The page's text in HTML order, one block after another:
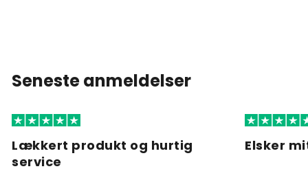
Seneste anmeldelser
Lækkert produkt og hurtig
service
Elsker